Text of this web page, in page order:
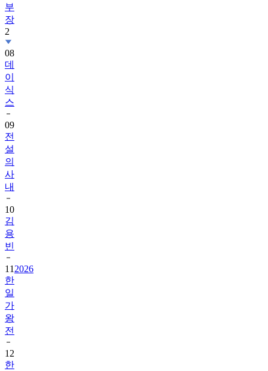
부
장
2
08
데
이
식
스
09
전
설
의
사
내
10
김
용
빈
11 2026
한
일
가
왕
전
12
한